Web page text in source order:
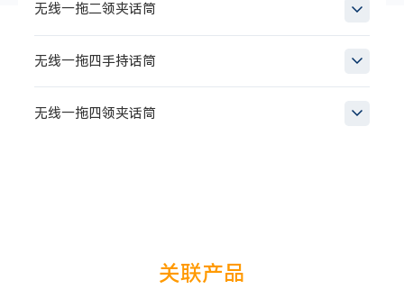
无线一拖二领夹话筒
无线一拖四手持话筒
无线一拖四领夹话筒
关联产品